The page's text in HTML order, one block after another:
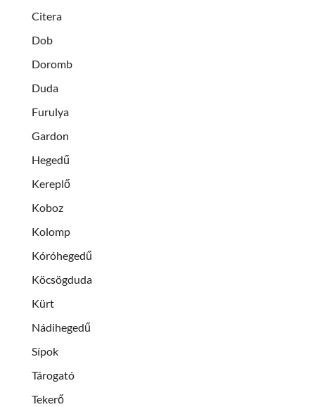
Citera
Dob
Doromb
Duda
Furulya
Gardon
Hegedű
Kereplő
Koboz
Kolomp
Kóróhegedű
Köcsögduda
Kürt
Nádihegedű
Sípok
Tárogató
Tekerő